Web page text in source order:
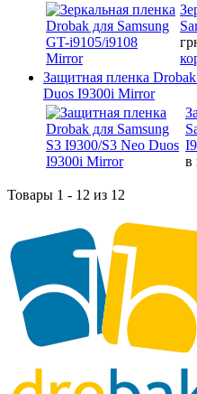
Защитная пленка
Duos I9300i Mirror
в
Товары 1 - 12 из 12